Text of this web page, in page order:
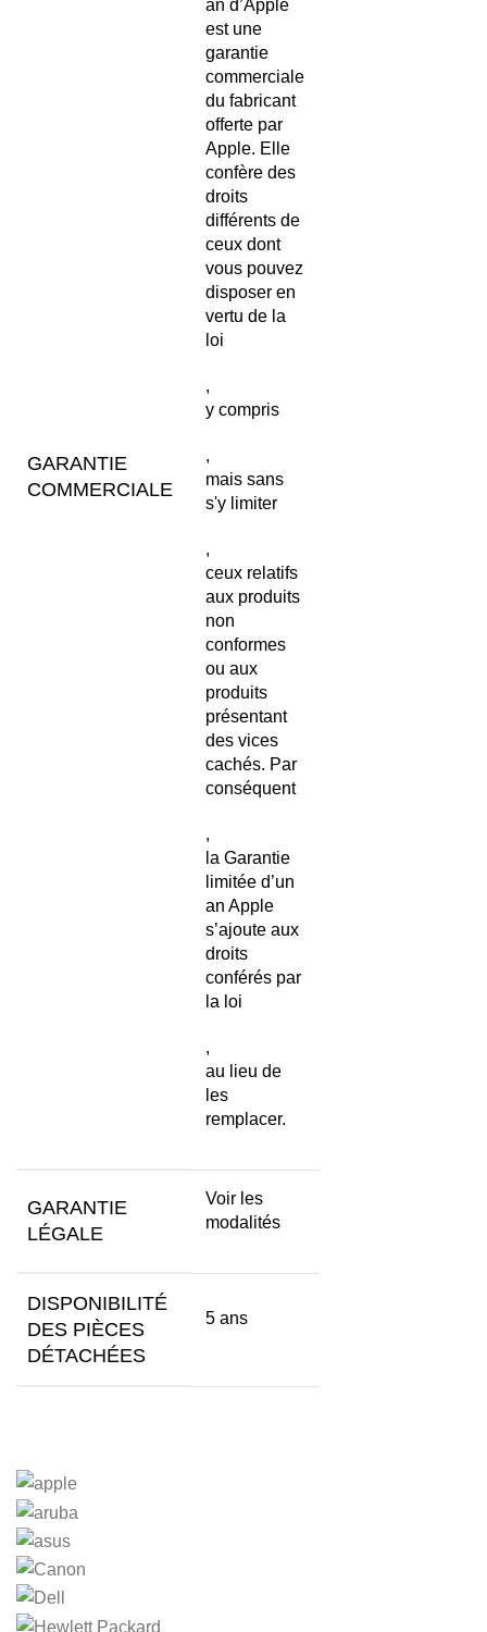
GARANTIE
COMMERCIALE
an d’Apple
est une
garantie
commerciale
du fabricant
offerte par
Apple. Elle
confère des
droits
différents de
ceux dont
vous pouvez
disposer en
vertu de la
loi
,
y compris
,
mais sans
s'y limiter
,
ceux relatifs
aux produits
non
conformes
ou aux
produits
présentant
des vices
cachés. Par
conséquent
,
la Garantie
limitée d’un
an Apple
s’ajoute aux
droits
conférés par
la loi
,
au lieu de
les
remplacer.
GARANTIE
LÉGALE
Voir les
modalités
DISPONIBILITÉ
DES PIÈCES
DÉTACHÉES
5 ans